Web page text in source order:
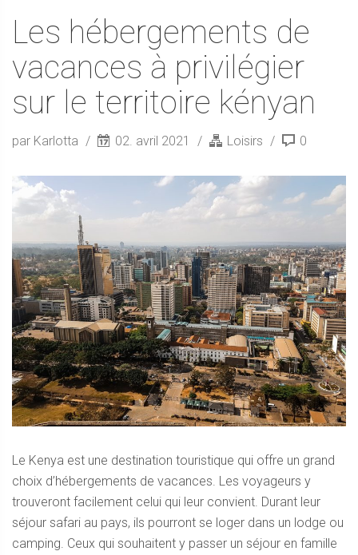
Les hébergements de
vacances à privilégier
sur le territoire kényan
par Karlotta 02. avril 2021 Loisirs 0
Le Kenya est une destination touristique qui offre un grand
choix d’hébergements de vacances. Les voyageurs y
trouveront facilement celui qui leur convient. Durant leur
séjour safari au pays, ils pourront se loger dans un lodge ou
camping. Ceux qui souhaitent y passer un séjour en famille